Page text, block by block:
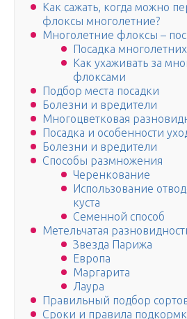
Как сажать, когда можно
флоксы многолетние?
Многолетние флоксы –
Посадка
Как ухаживать за
флоксами
Подбор места посадки
Болезни и вредители
Многоцветковая
Посадка и особенности
Болезни и вредители
Способы размножения
Черенкование
Использование
куста
Семенной способ
Метельчатая
Звезда Парижа
Европа
Маргарита
Лаура
Правильный подбор
Сроки и правила